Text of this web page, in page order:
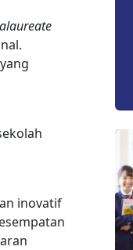
inovatif